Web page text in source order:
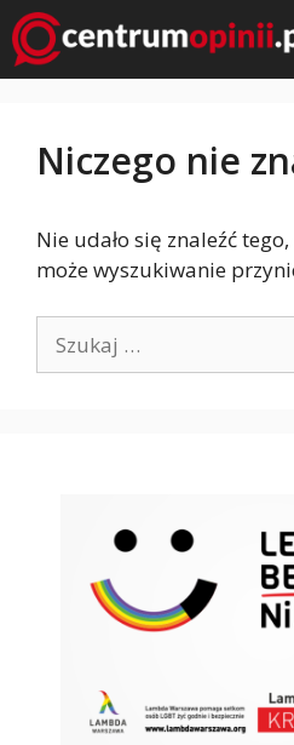
Przejdź
do
treści
Niczego nie
Nie udało się znaleźć
może wyszukiwanie